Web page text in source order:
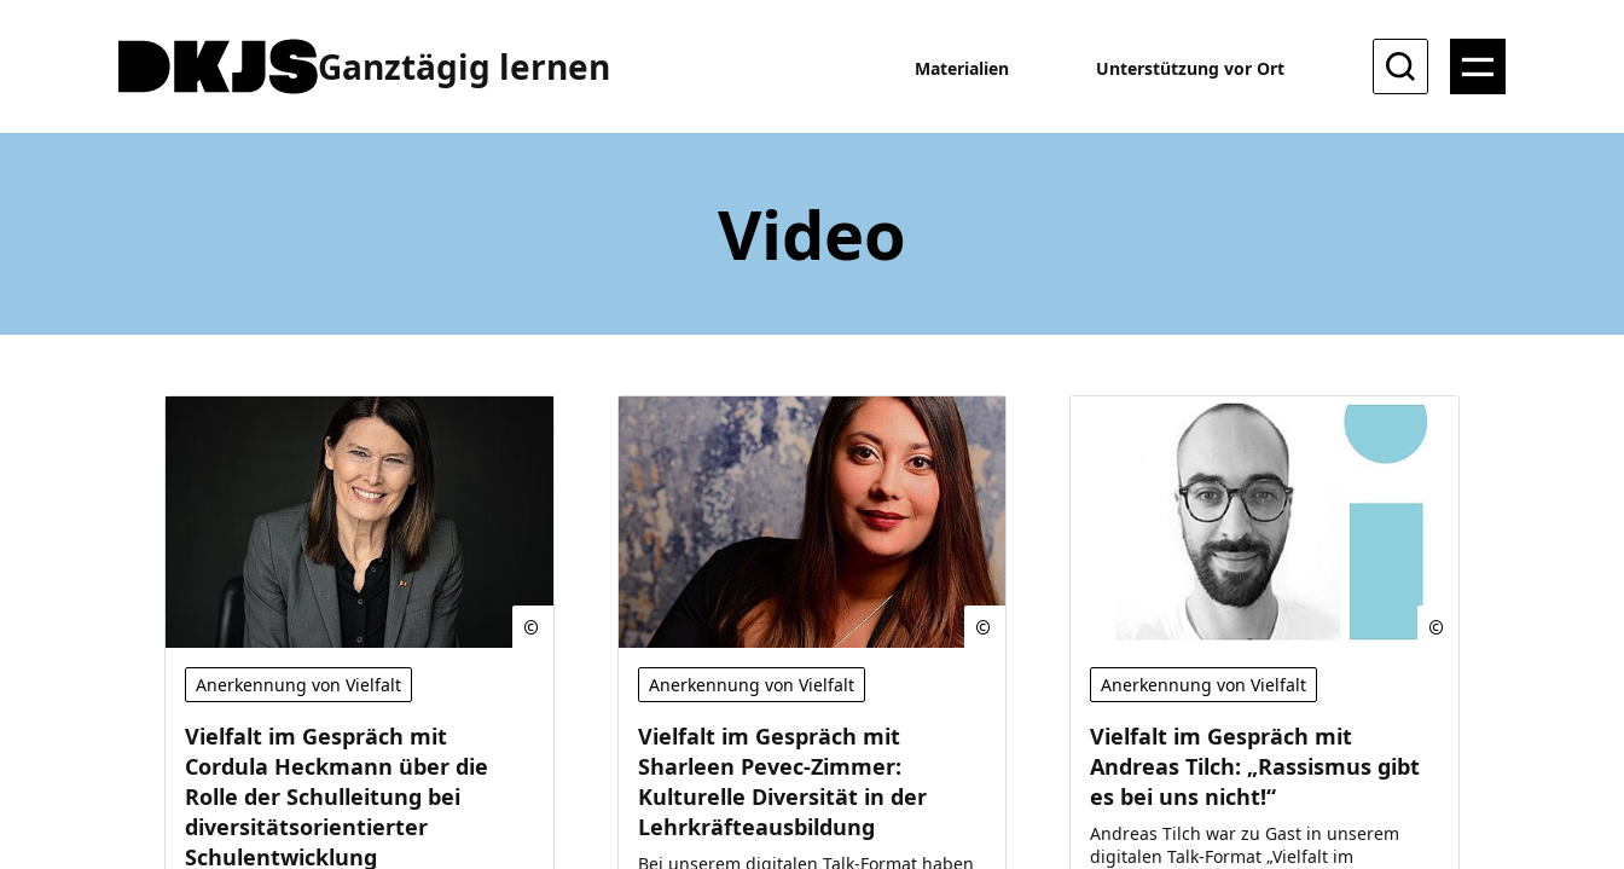
Ganztägig lernen Materialien Unterstützung vor Ort
Video
Anerkennung von Vielfalt
Vielfalt im Gespräch mit
Cordula Heckmann über die
Rolle der Schulleitung bei
diversitätsorientierter
Schulentwicklung
Anerkennung von Vielfalt
Vielfalt im Gespräch mit
Sharleen Pevec-Zimmer:
Kulturelle Diversität in der
Lehrkräfteausbildung
Bei unserem digitalen Talk-Format haben
Anerkennung von Vielfalt
Vielfalt im Gespräch mit
Andreas Tilch: „Rassismus gibt
es bei uns nicht!“
Andreas Tilch war zu Gast in unserem
digitalen Talk-Format „Vielfalt im